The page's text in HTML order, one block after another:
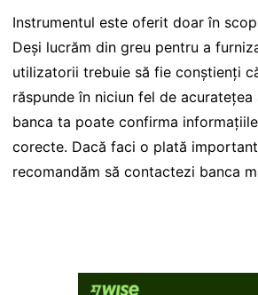
Instrumentul este oferit doar în
Deși lucrăm din greu pentru a
utilizatorii trebuie să fie conștienți
răspunde în niciun fel de
banca ta poate confirma
corecte. Dacă faci o plată
recomandăm să contactezi banca